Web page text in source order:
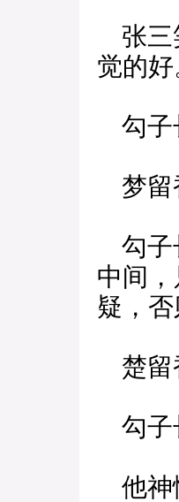
张三
觉的好
勾子
梦留
勾子
中间
疑，
楚留
勾子
他神